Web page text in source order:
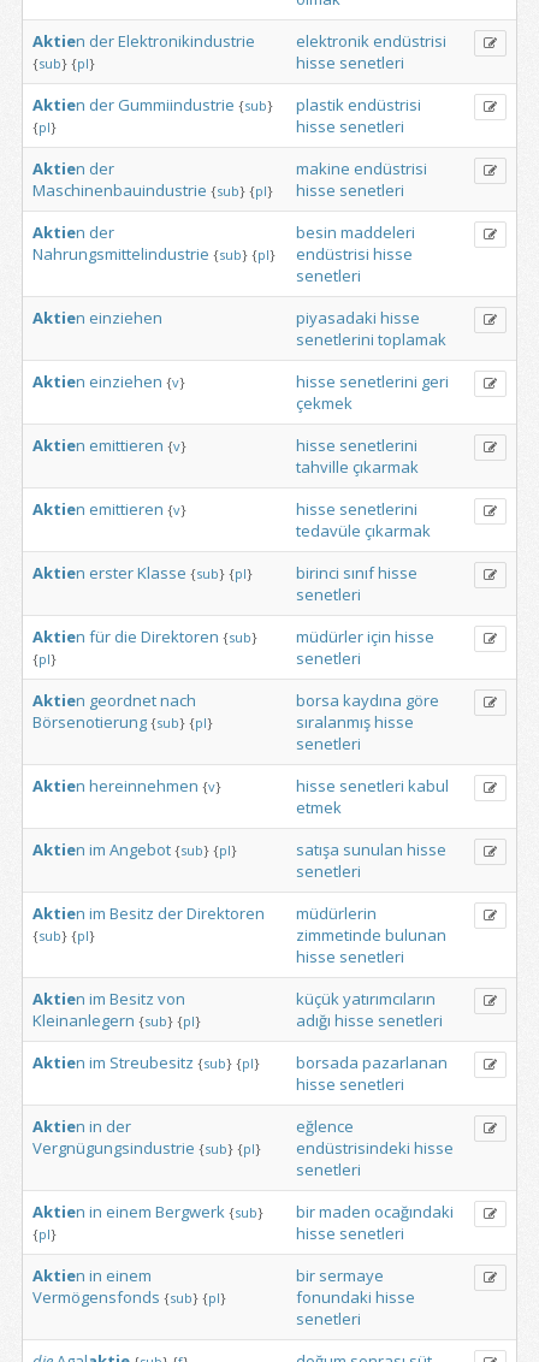
Aktien derElektronikindustrie
{sub} {pl}
elektronik endüstrisi
hisse senetleri
Aktien der Gummiindustrie {sub}
{pl}
plastik endüstrisi
hisse senetleri
Aktien der
Maschinenbauindustrie {sub} {pl}
makine endüstrisi
hisse senetleri
Aktien der
Nahrungsmittelindustrie {sub} {pl}
besin maddeleri
endüstrisi hisse
senetleri
Aktien einziehen piyasadaki hisse
senetlerini toplamak
Aktien einziehen {v} hisse senetlerini geri
çekmek
Aktien emittieren {v} hisse senetlerini
tahville çıkarmak
Aktien emittieren {v} hisse senetlerini
tedavüle çıkarmak
Aktien ersterKlasse {sub} {pl} birinci sınıfhisse
senetleri
Aktien für die Direktoren {sub}
{pl}
müdürleriçin hisse
senetleri
Aktien geordnetnach
Börsenotierung {sub} {pl}
borsa kaydına göre
sıralanmışhisse
senetleri
Aktien hereinnehmen {v} hisse senetleri kabul
etmek
Aktien im Angebot {sub} {pl} satışa sunulan hisse
senetleri
Aktien im Besitz derDirektoren
{sub} {pl}
müdürlerin
zimmetinde bulunan
hisse senetleri
Aktien im Besitz von
Kleinanlegern {sub} {pl}
küçükyatırımcıların
adığı hisse senetleri
Aktien im Streubesitz {sub} {pl} borsada pazarlanan
hisse senetleri
Aktien in der
Vergnügungsindustrie {sub} {pl}
eğlence
endüstrisindeki hisse
senetleri
Aktien in einem Bergwerk {sub}
{pl}
birmaden ocağındaki
hisse senetleri
Aktien in einem
Vermögensfonds {sub} {pl}
bir sermaye
fonundaki hisse
senetleri